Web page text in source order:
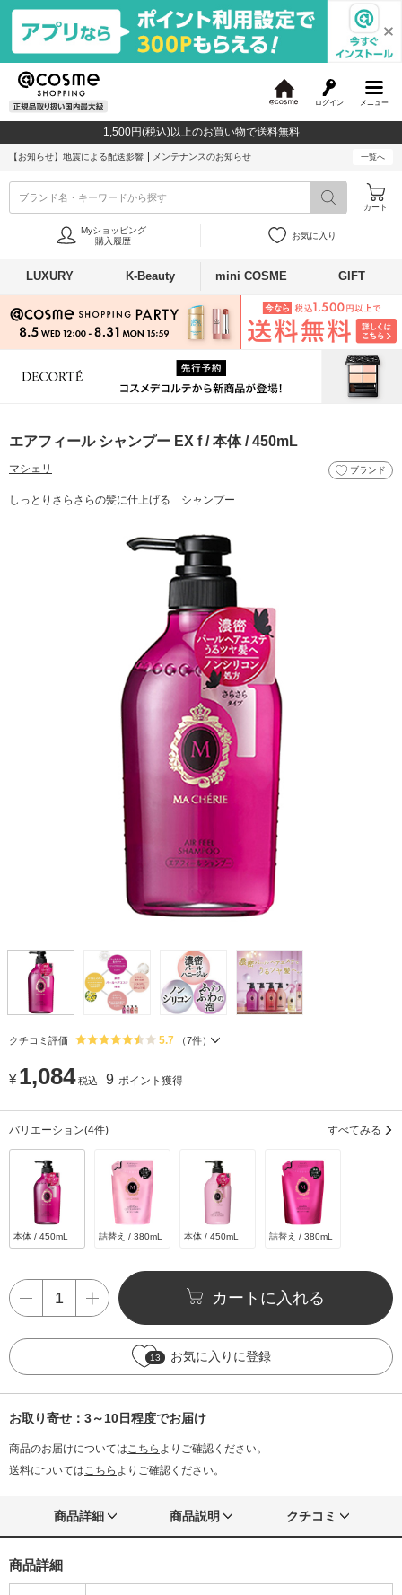
メニュー
ログイン
c
o
1,500円(税込)以上のお買い物で送料無料
【お知らせ】 地震による配送影響 メンテナンスのお知らせ 一覧へ
ブランド名・キーワードから探す
カート
Myショッピング
購入履歴
お気に入り
LUXURY K-Beauty mini COSME GIFT
エアフィール シャンプー EX f / 本体 / 450mL
マシェリ ブランド
しっとりさらさらの髪に仕上げる シャンプー
クチコミ評価 5.7 （7件）
¥ 1,084 税込 9 ポイント獲得
バリエーション(4件) すべてみる
本体 / 450mL 詰替え / 380mL 本体 / 450mL 詰替え / 380mL
カートに入れる
13 お気に入りに登録
お取り寄せ：3～10日程度でお届け
商品のお届けについてはこちら よりご確認ください。
送料についてはこちら よりご確認ください。
商品詳細 商品説明 クチコミ
商品詳細